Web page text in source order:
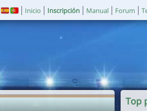
Inicio Inscripción Manual Forum
Top